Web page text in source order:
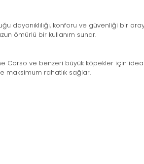
dayanıklılığı, konforu ve güvenliği bir
ömürlü bir kullanım sunar.
Corso ve benzeri büyük köpekler için
maksimum rahatlık sağlar.